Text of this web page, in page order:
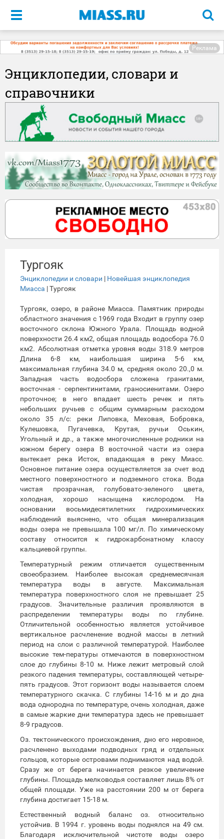
Меню
Реклама
Энциклопедии, словари и
справочники
Тургояк
Энциклопедии и словари | Новейшая энциклопедия
Миасса | Тургояк
Тургояк, озеро, в районе Миасса. Памятник природы
областного значения с 1969 года Входит в группу озер
восточного склона Южного Урала. Площадь водной
поверхности 26.4 км2, общая площадь водосбора 76.0
км2. Абсолютная отметка уровня воды 318.9 метров
Длина 6-8 км, наибольшая ширина 5-6 км,
максимальная глубина 34.0 м, средняя около 20.,0 м.
Западная часть водосбора сложена гранитами,
восточная - серпентинитами, граносиенитами. Озеро
проточное; в него впадает шесть речек и пять
небольших ручьев с общим суммарным расходом
около 35 л/с: реки Липовка, Меховая, Бобровка,
Кулешовка, Пугачевка, Крутая, ручьи Оськин,
Угольный и др., а также многочисленные родники на
южном берегу озера В восточной части из озера
вытекает река Исток, впадающая в реку Миасс.
Основное питание озера осуществляется за счет вод
местного поверхностного и подземного стока. Вода
чистая прозрачная, голубовато-зеленого цвета,
холодная, хорошо насыщена кислородом. На
основании восьмидесятилетних гидрохимических
наблюдений выяснено, что общая минерализация
воды озера не превышала 100 мг/л. По химическому
составу относится к гидрокарбонатному классу
кальциевой группы.
Температурный режим отличается существенным
своеобразием. Наиболее высокая среднемесячная
температура воды в августе. Максимальная
температура поверхностного слоя не превышает 25
градусов. Значительные различия проявляются в
распределении температуры воды по глубине.
Отличительной особенностью является устойчивое
вертикальное расчленение водной массы в летний
период на слои с различной температурой. Наиболее
высокие тем-пературы отмечаются в поверхностном
слое до глубины 8-10 м. Ниже лежит метровый слой
резкого падения температуры, составляющей четыре-
пять градусов. Этот горизонт воды называется слоем
температурного скачка. C глубины 14-16 м и до дна
вода однородна по температуре, очень холодная, даже
в самые жаркие дни температура здесь не превышает
8-9 градусов.
Оз. тектонического происхождения, дно его неровное,
расчленено выходами подводных гряд и отдельных
гольцов, которые островами поднимаются над водой.
Сразу же от берега начинается резкое увеличение
глубины. Площадь мелководья составляет лишь 8% от
общей площади. Уже на расстоянии 200 м от берега
глубина достигает 15-18 м.
Естественный водный баланс оз. относительно
устойчив. В 1994 г. уровень воды поднялся на 49 см.
Благодаря исключительной чистоте воды озеро